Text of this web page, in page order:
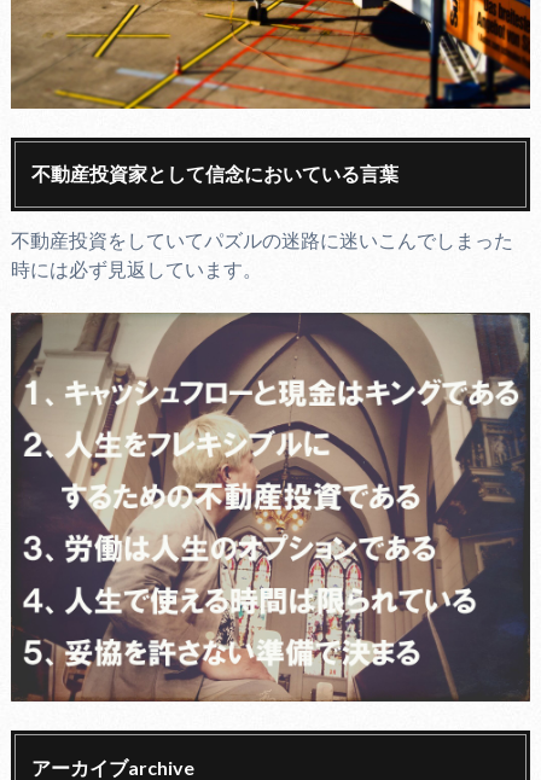
不動産投資家として信念においている言葉
不動産投資をしていてパズルの迷路に迷いこんでしまった
時には必ず見返しています。
アーカイブarchive